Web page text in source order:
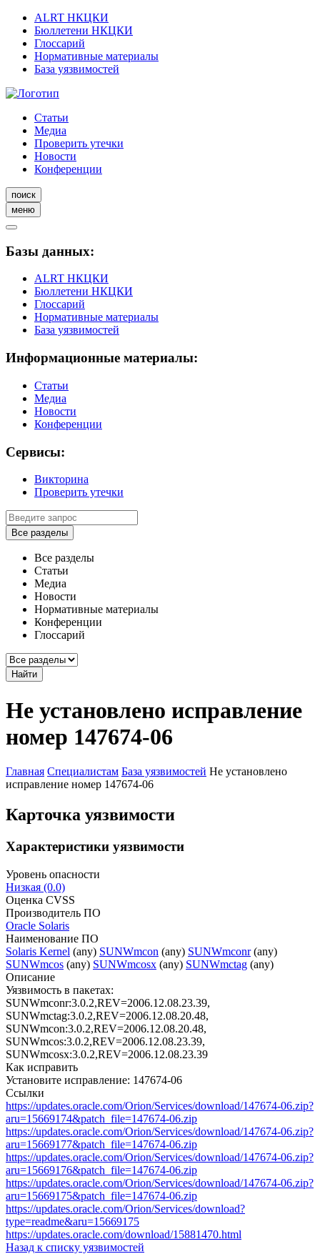
ALRT НКЦКИ
Бюллетени НКЦКИ
Глоссарий
Нормативные материалы
База уязвимостей
Статьи
Медиа
Проверить утечки
Новости
Конференции
поиск
меню
Базы данных:
ALRT НКЦКИ
Бюллетени НКЦКИ
Глоссарий
Нормативные материалы
База уязвимостей
Информационные материалы:
Статьи
Медиа
Новости
Конференции
Сервисы:
Викторина
Проверить утечки
Все разделы
Все разделы
Статьи
Медиа
Новости
Нормативные материалы
Конференции
Глоссарий
Найти
Не установлено исправление
номер 147674-06
Главная Специалистам База уязвимостей Не установлено
исправление номер 147674-06
Карточка уязвимости
Характеристики уязвимости
Уровень опасности
Низкая (0.0)
Оценка CVSS
Производитель ПО
Oracle Solaris
Наименование ПО
Solaris Kernel (any) SUNWmcon (any) SUNWmconr(any)
SUNWmcos (any) SUNWmcosx (any) SUNWmctag (any)
Описание
Уязвимость в пакетах:
SUNWmconr:3.0.2,REV=2006.12.08.23.39,
SUNWmctag:3.0.2,REV=2006.12.08.20.48,
SUNWmcon:3.0.2,REV=2006.12.08.20.48,
SUNWmcos:3.0.2,REV=2006.12.08.23.39,
SUNWmcosx:3.0.2,REV=2006.12.08.23.39
Как исправить
Установите исправление: 147674-06
Ссылки
https://updates.oracle.com/Orion/Services/download/147674-06.zip?
aru=15669174&patch_file=147674-06.zip
https://updates.oracle.com/Orion/Services/download/147674-06.zip?
aru=15669177&patch_file=147674-06.zip
https://updates.oracle.com/Orion/Services/download/147674-06.zip?
aru=15669176&patch_file=147674-06.zip
https://updates.oracle.com/Orion/Services/download/147674-06.zip?
aru=15669175&patch_file=147674-06.zip
https://updates.oracle.com/Orion/Services/download?
type=readme&aru=15669175
https://updates.oracle.com/download/15881470.html
Назад к списку уязвимостей